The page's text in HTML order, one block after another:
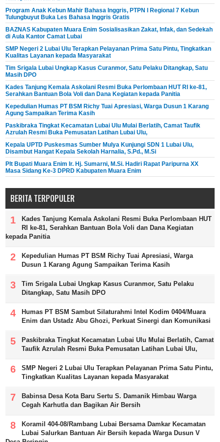
Program Anak Kebun Mahir Bahasa Inggris, PTPN I Regional 7 Kebun
Tulungbuyut Buka Les Bahasa Inggris Gratis
BAZNAS Kabupaten Muara Enim Sosialisasikan Zakat, Infak, dan Sedekah
di Aula Kantor Camat Lubai
SMP Negeri 2 Lubai Ulu Terapkan Pelayanan Prima Satu Pintu, Tingkatkan
Kualitas Layanan kepada Masyarakat
Tim Srigala Lubai Ungkap Kasus Curanmor, Satu Pelaku Ditangkap, Satu
Masih DPO
Kades Tanjung Kemala Askolani Resmi Buka Perlombaan HUT RI ke-81,
Serahkan Bantuan Bola Voli dan Dana Kegiatan kepada Panitia
Kepedulian Humas PT BSM Richy Tuai Apresiasi, Warga Dusun 1 Karang
Agung Sampaikan Terima Kasih
Paskibraka Tingkat Kecamatan Lubai Ulu Mulai Berlatih, Camat Taufik
Azrulah Resmi Buka Pemusatan Latihan Lubai Ulu,
Kepala UPTD Puskesmas Sumber Mulya Kunjungi SDN 1 Lubai Ulu,
Disambut Hangat Kepala Sekolah Harnalia, S.Pd., M.Si
Plt Bupati Muara Enim Ir. Hj. Sumarni, M.Si. Hadiri Rapat Paripurna XX
Masa Sidang Ke-3 DPRD Kabupaten Muara Enim
BERITA TERPOPULER
Kades Tanjung Kemala Askolani Resmi Buka Perlombaan HUT
RI ke-81, Serahkan Bantuan Bola Voli dan Dana Kegiatan
kepada Panitia
Kepedulian Humas PT BSM Richy Tuai Apresiasi, Warga
Dusun 1 Karang Agung Sampaikan Terima Kasih
Tim Srigala Lubai Ungkap Kasus Curanmor, Satu Pelaku
Ditangkap, Satu Masih DPO
Humas PT BSM Sambut Silaturahmi Intel Kodim 0404/Muara
Enim dan Ustadz Abu Ghozi, Perkuat Sinergi dan Komunikasi
Paskibraka Tingkat Kecamatan Lubai Ulu Mulai Berlatih, Camat
Taufik Azrulah Resmi Buka Pemusatan Latihan Lubai Ulu,
SMP Negeri 2 Lubai Ulu Terapkan Pelayanan Prima Satu Pintu,
Tingkatkan Kualitas Layanan kepada Masyarakat
Babinsa Desa Kota Baru Sertu S. Damanik Himbau Warga
Cegah Karhutla dan Bagikan Air Bersih
Koramil 404-08/Rambang Lubai Bersama Damkar Kecamatan
Lubai Salurkan Bantuan Air Bersih kepada Warga Dusun V